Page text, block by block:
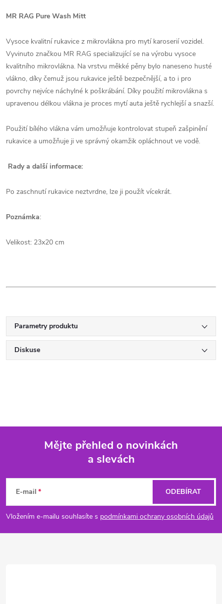
MR RAG Pure Wash Mitt
Vysoce kvalitní rukavice z mikrovlákna pro mytí karoserií vozidel.
Vyvinuto značkou MR RAG specializující se na výrobu vysoce
kvalitního mikrovlákna. Na vrstvu měkké pěny bylo naneseno husté
vlákno, díky čemuž jsou rukavice ještě bezpečnější, a to i pro
povrchy nejvíce náchylné k poškrábání. Díky použití mikrovlákna s
upravenou délkou vlákna je proces mytí auta ještě rychlejší a snazší.
Použití bílého vlákna vám umožňuje kontrolovat stupeň zašpinění
rukavice a umožňuje ji ve správný okamžik opláchnout ve vodě.
Rady a další informace:
Po zaschnutí rukavice neztvrdne, lze ji použít vícekrát.
Poznámka:
Velikost: 23x20 cm
Parametry produktu
Diskuse
p
a
Mějte přehled o novinkách
a slevách
E-mail
Vložením e-mailu souhlasíte s podmínkami ochrany osobních údajů
ODEBÍRAT